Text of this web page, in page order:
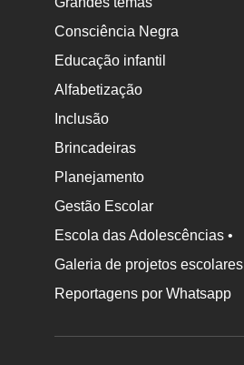
Consciência Negra
Educação infantil
Alfabetização
Inclusão
Brincadeiras
Planejamento
Gestão Escolar
Escola das Adolescências •
Galeria de projetos escolares
Reportagens por Whatsapp